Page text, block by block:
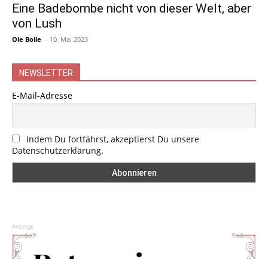
Eine Badebombe nicht von dieser Welt, aber
von Lush
Ole Bolle - 10. Mai 2023
NEWSLETTER
E-Mail-Adresse
Indem Du fortfährst, akzeptierst Du unsere
Datenschutzerklärung.
Anzeige